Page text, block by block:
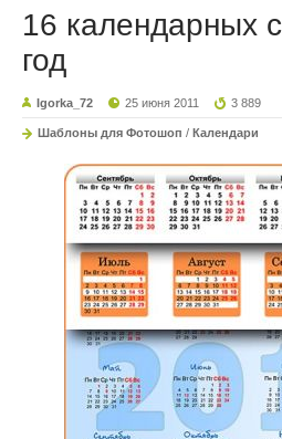
16 календарных
год
Igorka_72 25 июня 2011 3 889
Шаблоны для Фотошоп / Календари